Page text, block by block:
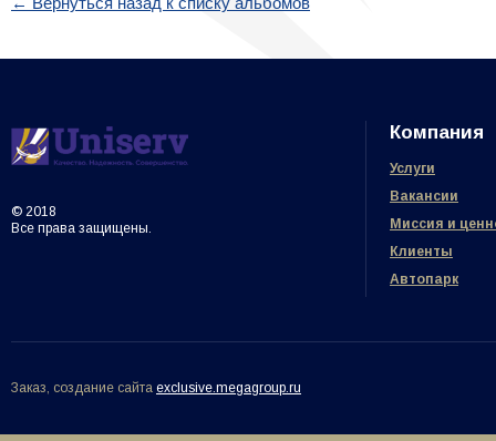
© 2018
Все права защищены.
Компания
Услуги
Вакансии
Миссия и
Клиенты
Автопарк
Заказ, создание сайта exclusive.megagroup.ru